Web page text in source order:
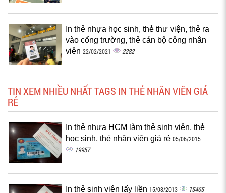
In thẻ nhựa học sinh, thẻ thư viện, thẻ ra
vào cổng trường, thẻ cán bộ công nhân
viên 22/02/2021 2282
TIN XEM NHIỀU NHẤT TAGS IN THẺ NHÂN VIÊN GIÁ
RẺ
In thẻ nhựa HCM làm thẻ sinh viên, thẻ
học sinh, thẻ nhân viên giá rẻ 05/06/2015
19957
In thẻ sinh viên lấy liền 15/08/2013 15465